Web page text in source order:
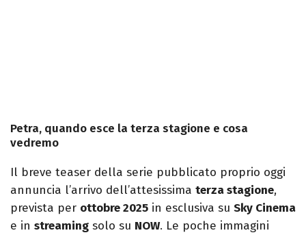
Petra, quando esce la terza stagione e cosa
vedremo
Il breve teaser della serie pubblicato proprio oggi
annuncia l’arrivo dell’attesissima terza stagione,
prevista per ottobre 2025 in esclusiva su Sky Cinema
e in streaming solo su NOW. Le poche immagini